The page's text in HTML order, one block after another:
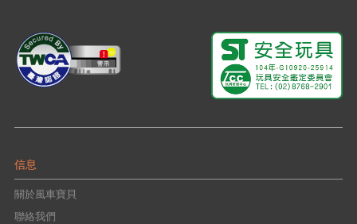
信息
關於風車寶貝
聯絡我們